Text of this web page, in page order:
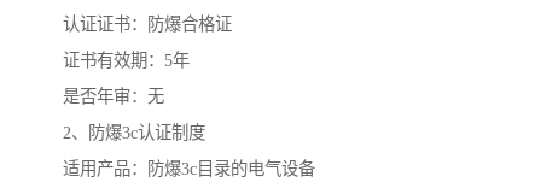
认证证书：防爆合格证
证书有效期：5年
是否年审：无
2、防爆3c认证制度
适用产品：防爆3c目录的电气设备